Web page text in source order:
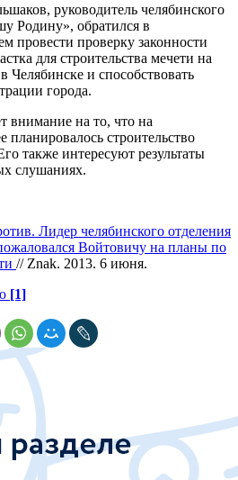
руководитель челябинского
Родину», обратился в
провести проверку законности
для строительства мечети на
Челябинске и способствовать
города.
внимание на то, что на
планировалось строительство
также интересуют результаты
слушаниях.
Лидер челябинского отделения
Войтовичу на планы по
// Znak. 2013. 6 июня.
[1]